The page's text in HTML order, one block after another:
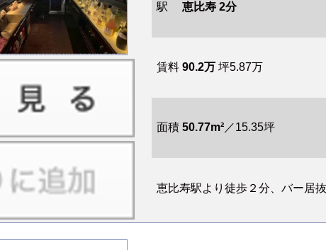
駅 恵比寿 2分
賃料 90.2万坪5.87万
面積 50.77m²／15.35坪
恵比寿駅より徒歩２分、バー居